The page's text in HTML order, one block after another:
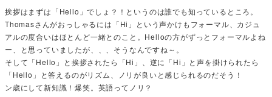
挨拶はまずは「Hello」でしょ？！というのは誰でも知っているところ。
Thomasさんがおっしゃるには「Hi」という声かけもフォーマル、カジュ
アルの度合いはほとんど一緒とのこと。Helloの方がずっとフォーマルよね
ー、と思っていましたが、、、そうなんですね～。
そして「Hello」と挨拶されたら「Hi」、逆に「Hi」と声を掛けられたら
「Hello」と答えるのがリズム、ノリが良いと感じられるのだそう！
ン歳にして新知識！爆笑。英語ってノリ？